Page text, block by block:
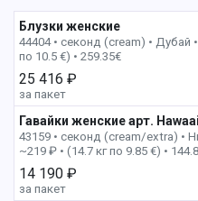
Блузки женские
44404 • секонд (cream) • Дубай
по 10.5 €) • 259.35€
25 416 ₽
за пакет
Гавайки женские арт.
43159 • секонд (cream/extra) •
~219 ₽ • (14.7 кг по 9.85 €) •
14 190 ₽
за пакет